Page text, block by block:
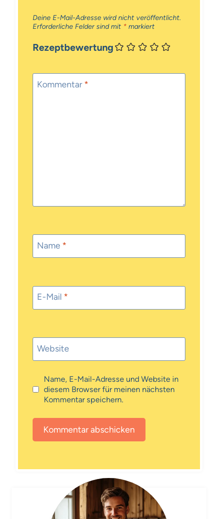
Deine E-Mail-Adresse wird nicht veröffentlicht.
Erforderliche Felder sind mit *markiert
Rezeptbewertung
Kommentar *
Name *
E-Mail *
Website
Name, E-Mail-Adresse und Website in
diesem Browser für meinen nächsten
Kommentar speichern.